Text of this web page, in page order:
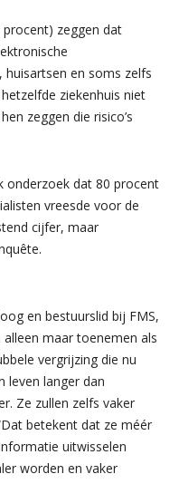
procent) zeggen dat
huisartsen en soms zelfs
ziekenhuis niet
zeggen die risico’s
onderzoek dat 80 procent
vreesde voor de
cijfer, maar
en bestuurslid bij FMS,
maar toenemen als
vergrijzing die nu
leven langer dan
Ze zullen zelfs vaker
betekent dat ze méér
uitwisselen
worden en vaker